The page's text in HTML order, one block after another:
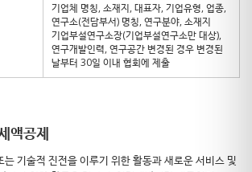
기업체 명칭, 소재지, 대표자, 기업유형, 업종,
연구소(전담부서) 명칭, 연구분야, 소재지
기업부설연구소장(기업부설연구소만 대상),
연구개발인력, 연구공간 변경된 경우 변경된
날부터 30일 이내 협회에 제출
액공제
기술적 진전을 이루기 위한 활동과 새로운 서비스 및